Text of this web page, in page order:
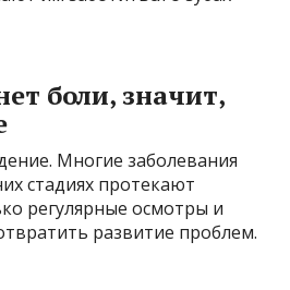
боли, значит,
Многие заболевания
стадиях протекают
регулярные осмотры и
развитие проблем.